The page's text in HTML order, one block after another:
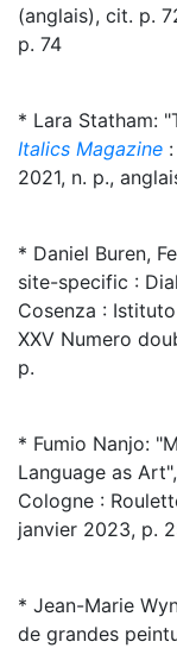
(anglais), cit. p.
p. 74
* Lara Statham:
Italics Magazine
2021, n. p.,
* Daniel Buren,
site-specific :
Cosenza :
XXV Numero
p.
* Fumio Nanjo:
Language as Art",
Cologne :
janvier 2023, p.
* Jean-Marie
de grandes